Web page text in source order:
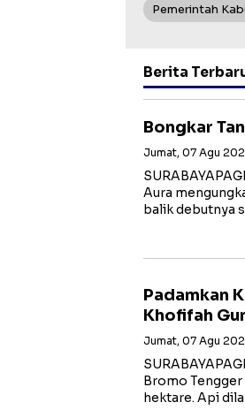
Pemerintah
Berita
Bongkar
Jumat, 07 Agu
Aura
balik debutnya
Padamkan
Khofifah
Jumat, 07 Agu
Bromo Tengger
hektare. Api